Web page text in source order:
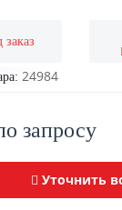
заказ
24984
запросу
Уточнить